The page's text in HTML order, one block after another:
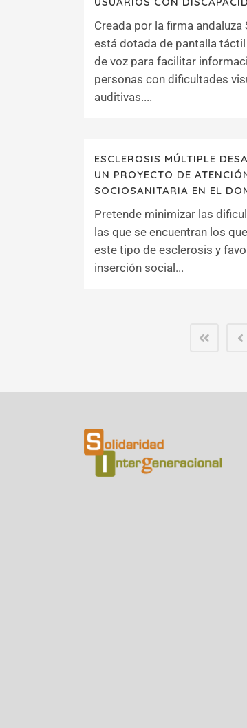
Creada por la firma andaluza
está dotada de pantalla
de voz para facilitar
personas con dificultades
auditivas....
ESCLEROSIS MÚLTIPLE
UN PROYECTO DE
SOCIOSANITARIA EN EL
Pretende minimizar las
las que se encuentran los
este tipo de esclerosis y
inserción social...